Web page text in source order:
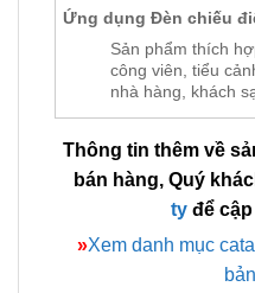
Ứng dụng Đèn chiếu
Sản phẩm thích
công viên, tiểu
nhà hàng, khách
Thông tin thêm về
bán hàng, Quý
tyđể cập
»Xem danh mục